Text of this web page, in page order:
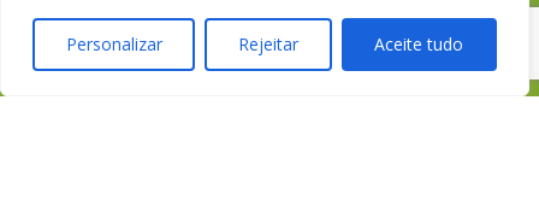
Personalizar Rejeitar Aceite tudo